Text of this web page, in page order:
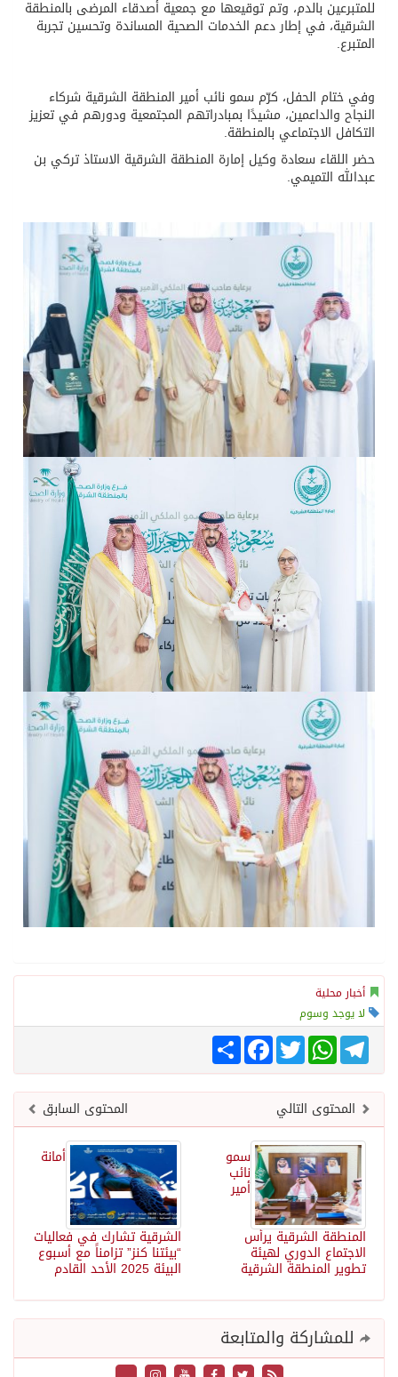
للمتبرعين بالدم، وتم توقيعها مع جمعية أصدقاء المرضى بالمنطقة
الشرقية، في إطار دعم الخدمات الصحية المساندة وتحسين تجربة
المتبرع.
وفي ختام الحفل، كرّم سمو نائب أمير المنطقة الشرقية شركاء
النجاح والداعمين، مشيدًا بمبادراتهم المجتمعية ودورهم في تعزيز
التكافل الاجتماعي بالمنطقة.
حضر اللقاء سعادة وكيل إمارة المنطقة الشرقية الاستاذ تركي بن
عبدالله التميمي.
أخبار محلية
لا يوجد وسوم
انشر
FacebookTwitter
WhatsAppTelegram
المحتوى السابق
المحتوى التالي
أمانة
الشرقية تشارك في فعاليات
“بيئتنا كنز” تزامناً مع أسبوع
البيئة 2025 الأحد القادم
سمو
نائب
أمير
المنطقة الشرقية يرأس
الاجتماع الدوري لهيئة
تطوير المنطقة الشرقية
للمشاركة والمتابعة